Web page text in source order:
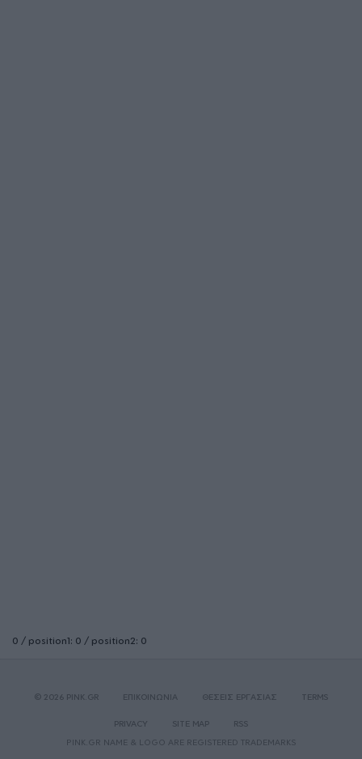
0 / position1: 0 / position2: 0
© 2026 PINK.GR ΕΠΙΚΟΙΝΩΝΙΑ ΘΕΣΕΙΣ ΕΡΓΑΣΙΑΣ TERMS
PRIVACY SITE MAP
RSS
PINK.GR NAME & LOGO ARE REGISTERED TRADEMARKS